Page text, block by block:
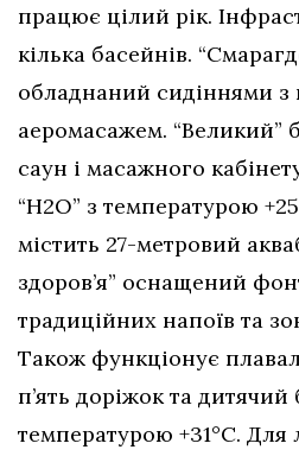
працює цілий рік.
кілька басейнів.
обладнаний сидіннями з
аеромасажем. “Великий”
саун і масажного
“H2O” з температурою
містить 27-метровий
здоров’я” оснащений
традиційних напоїв та
Також функціонує
п’ять доріжок та дитячий
температурою +31°C. Для